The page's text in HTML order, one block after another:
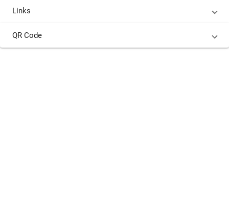
Links
QR Code